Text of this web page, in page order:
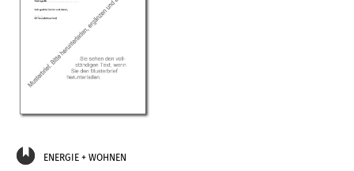
ENERGIE + WOHNEN